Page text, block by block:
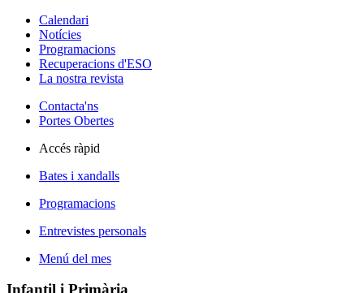
Calendari
Notícies
Programacions
Recuperacions d'ESO
La nostra revista
Contacta'ns
Portes Obertes
Accés ràpid
Bates i xandalls
Programacions
Entrevistes personals
Menú del mes
Infantil i Primària